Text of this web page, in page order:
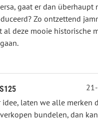
gaat er dan überhaupt
Zo ontzettend
al deze mooie historische
idee, laten we alle merken
bundelen, dan